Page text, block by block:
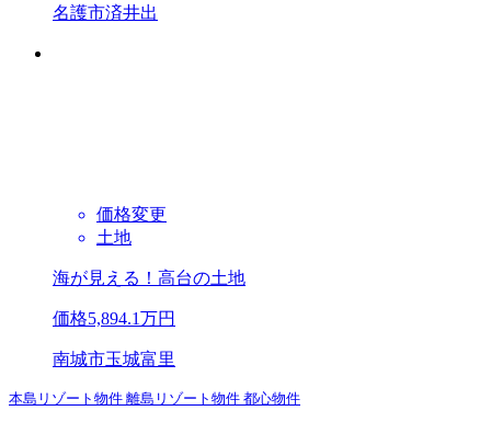
名護市済井出
価格変更
土地
海が見える！高台の土地
価格5,894.1万円
南城市玉城富里
本島リゾート物件 離島リゾート物件 都心物件